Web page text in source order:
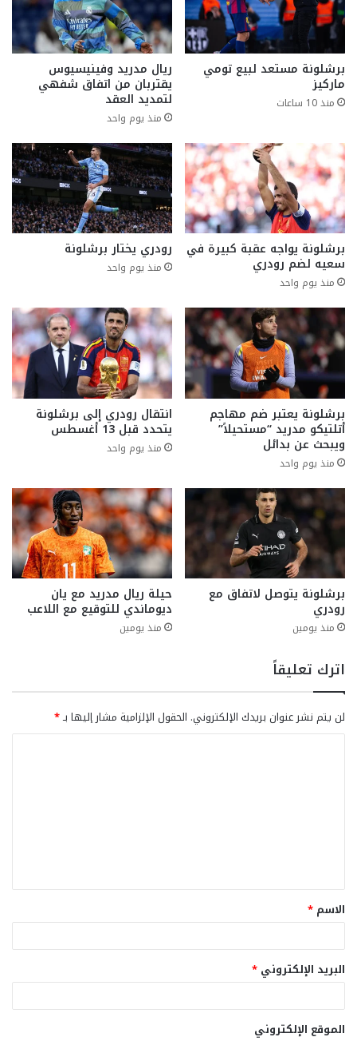
برشلونة مستعد لبيع تومي
ماركيز
منذ 10 ساعات
ريال مدريد وفينيسيوس
يقتربان من اتفاق شفهي
لتمديد العقد
منذ يوم واحد
برشلونة يواجه عقبة كبيرة في
سعيه لضم رودري
منذ يوم واحد
رودري يختار برشلونة
منذ يوم واحد
برشلونة يعتبر ضم مهاجم
أتلتيكو مدريد “مستحيلاً”
ويبحث عن بدائل
منذ يوم واحد
انتقال رودري إلى برشلونة
يتحدد قبل 13 أغسطس
منذ يوم واحد
برشلونة يتوصل لاتفاق مع
رودري
منذ يومين
حيلة ريال مدريد مع يان
ديوماندي للتوقيع مع اللاعب
منذ يومين
اترك تعليقاً
لن يتم نشر عنوان بريدك الإلكتروني. الحقول الإلزامية مشار إليها بـ*
ق
*
الاسم *
البريد الإلكتروني *
الموقع الإلكتروني